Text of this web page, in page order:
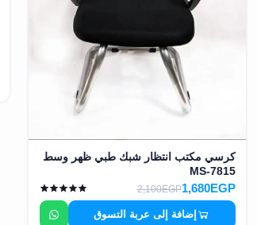
كرسي مكتب انتظار شبك طبي ظهر وسط
MS-7815
1,680EGP
2,100EGP
إضافة إلى عربة التسوق